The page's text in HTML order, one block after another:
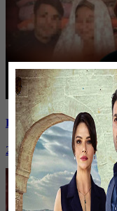
Ранние браки в
26 января, 20:28